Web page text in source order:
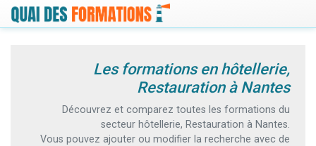
Les formations en hôtellerie,
Restauration à Nantes
Découvrez et comparez toutes les formations du
secteur hôtellerie, Restauration à Nantes.
Vous pouvez ajouter ou modifier la recherche avec de